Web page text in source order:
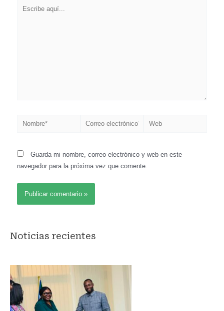
Nombre*
Correo
Web
Guarda mi nombre, correo electrónico y web en este
navegador para la próxima vez que comente.
Noticias recientes